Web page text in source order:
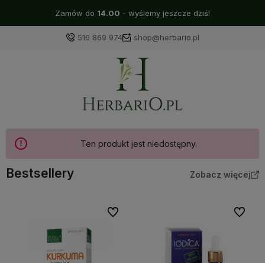
Zamów do 14.00 - wyślemy jeszcze dziś!
516 869 974 shop@herbario.pl
Ten produkt jest niedostępny.
Bestsellery Zobacz więcej
Do ulubionych Do